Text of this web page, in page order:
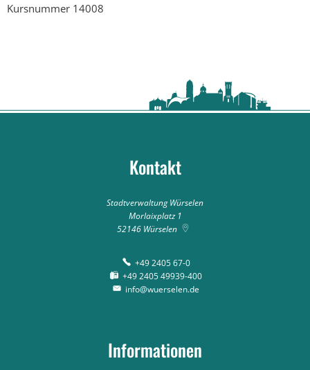
Kursnummer 14008
Kontakt
Stadtverwaltung Würselen
Morlaixplatz 1
52146 Würselen
+49 2405 67-0
+49 2405 49939-400
info@wuerselen.de
Informationen